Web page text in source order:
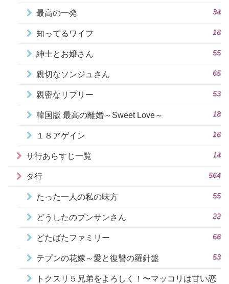
最高の一発 34
知ってるワイフ 18
紳士とお嬢さん 55
親切なソンジュさん 65
親密なリプリー 53
韓国版 最高の離婚～Sweet Love～ 18
１８アゲイン 18
サ行あらすじ一覧 14
タ行 564
たった一人の私の味方 55
どうしたのプンサンさん 22
どたばたファミリー 68
テプンの花嫁～愛と復讐の羅針盤 53
トクスリ５兄弟をよろしく！〜マッコリは甘い恋